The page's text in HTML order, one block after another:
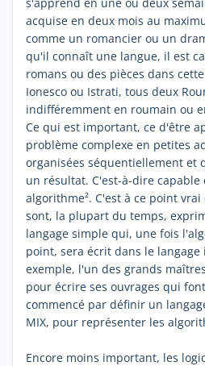
acquise en deux mois au
comme un romancier ou un
qu'il connaît une langue, il est
romans ou des pièces dans
Ionesco ou Istrati, tous deux
indifféremment en roumain ou
Ce qui est important, ce d'être
problème complexe en petites
organisées séquentiellement
un résultat. C'est-à-dire
algorithme². C'est à ce point
sont, la plupart du temps,
langage simple qui, une fois
point, sera écrit dans le
exemple, l'un des grands
pour écrire ses ouvrages qui
commencé par définir un
MIX, pour représenter les
Encore moins important, les